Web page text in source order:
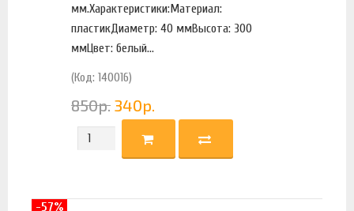
мм.Характеристики:Материал:
пластикДиаметр: 40 ммВысота: 300
ммЦвет: белый...
(Код: 140016)
850р. 340р.
-57%